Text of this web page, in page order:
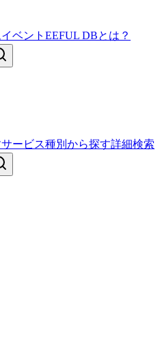
イベント EEFUL DBとは？
サービス種別から探す詳細検索